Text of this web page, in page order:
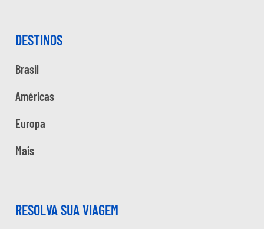
DESTINOS
Brasil
Américas
Europa
Mais
RESOLVA SUA VIAGEM